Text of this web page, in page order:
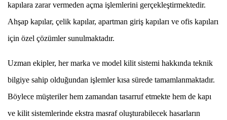
kapılara zarar vermeden açma işlemlerini gerçekleştirmektedir.
Ahşap kapılar, çelik kapılar, apartman giriş kapıları ve ofis kapıları
için özel çözümler sunulmaktadır.
Uzman ekipler, her marka ve model kilit sistemi hakkında teknik
bilgiye sahip olduğundan işlemler kısa sürede tamamlanmaktadır.
Böylece müşteriler hem zamandan tasarruf etmekte hem de kapı
ve kilit sistemlerinde ekstra masraf oluşturabilecek hasarların